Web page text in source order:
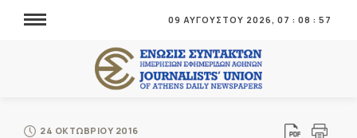
09 ΑΥΓΟΥΣΤΟΥ 2026, 07 : 08 : 58
24 ΟΚΤΩΒΡΙΟΥ 2016